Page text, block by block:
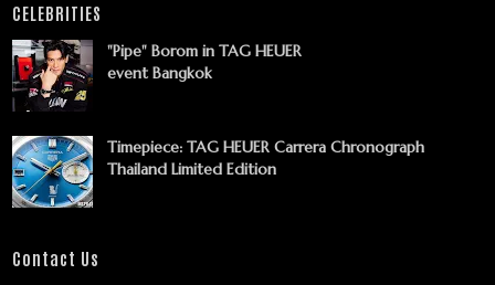
CELEBRITIES
"Pipe" Borom in TAG HEUER
event Bangkok
Timepiece: TAG HEUER Carrera Chronograph
Thailand Limited Edition
Contact Us